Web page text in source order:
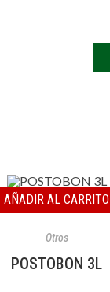
AÑADIR AL CARRITO
Otros
POSTOBON 3L